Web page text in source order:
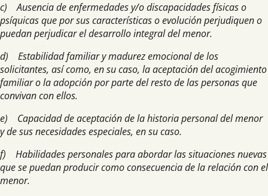
c) Ausencia de enfermedades y/o discapacidades físicas o
psíquicas que por sus características o evolución perjudiquen o
puedan perjudicar el desarrollo integral del menor.
d) Estabilidad familiar y madurez emocional de los
solicitantes, así como, en su caso, la aceptación del acogimiento
familiar o la adopción por parte del resto de las personas que
convivan con ellos.
e) Capacidad de aceptación de la historia personal del menor
y de sus necesidades especiales, en su caso.
f) Habilidades personales para abordar las situaciones nuevas
que se puedan producir como consecuencia de la relación con el
menor.